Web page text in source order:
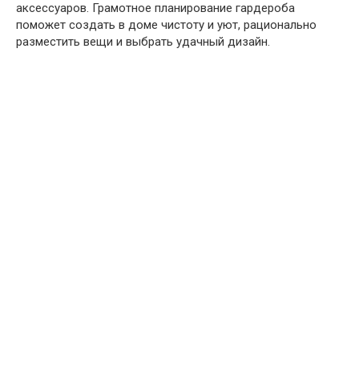
аксессуаров. Грамотное планирование гардероба
поможет создать в доме чистоту и уют, рационально
разместить вещи и выбрать удачный дизайн.